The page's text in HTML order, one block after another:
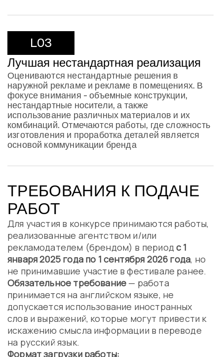
L03
Лучшая нестандартная реализация
Оцениваются нестандартные решения в
наружной рекламе и рекламе в помещениях. В
фокусе внимания - объемные конструкции,
нестандартные носители, а также
использование различных материалов и их
комбинаций. Отмечаются работы, где сложность
изготовления и проработка деталей является
основой коммуникации бренда
ТРЕБОВАНИЯ К ПОДАЧЕ
РАБОТ
Для участия в конкурсе принимаются работы,
реализованные агентством и/или
рекламодателем (брендом) в периодс 1
января 2025 года по 1 сентября 2026 года, но
не принимавшие участие в фестивале ранее.
Обязательное требование — работа
принимается на английском языке, не
допускается использование иностранных
слов и выражений, которые могут привести к
искажению смысла информации в переводе
на русский язык.
Формат загрузки работы: